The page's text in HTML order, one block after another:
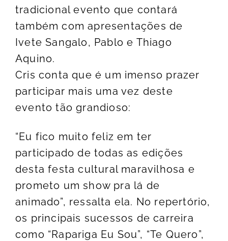
tradicional evento que contará
também com apresentações de
Ivete Sangalo, Pablo e Thiago
Aquino.
Cris conta que é um imenso prazer
participar mais uma vez deste
evento tão grandioso:
“Eu fico muito feliz em ter
participado de todas as edições
desta festa cultural maravilhosa e
prometo um show pra lá de
animado”, ressalta ela. No repertório,
os principais sucessos de carreira
como “Rapariga Eu Sou”, “Te Quero”,